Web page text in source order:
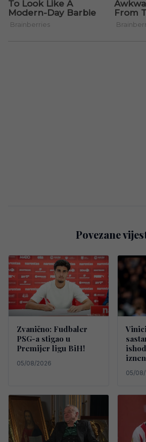
Povezane
Zvanično: Fudbaler
PSG-a stigao u
Premijer ligu BiH!
05/08/2026
05/